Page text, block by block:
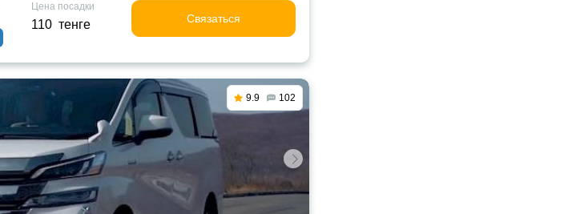
Цена посадки
110 тенге Связаться
9.9 102